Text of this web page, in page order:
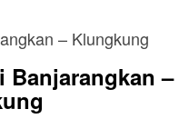
Banjarangkan –